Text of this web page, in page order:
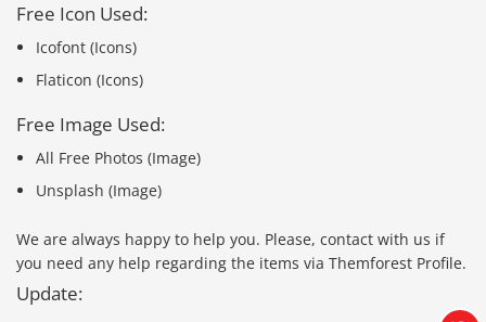
Free Icon Used:
Icofont (Icons)
Flaticon (Icons)
Free Image Used:
All Free Photos (Image)
Unsplash (Image)
We are always happy to help you. Please, contact with us if
you need any help regarding the items via Themforest Profile.
Update:
0903.976.769
(028) 22.166.144